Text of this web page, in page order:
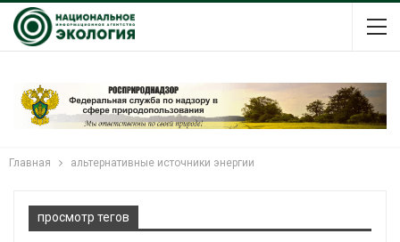
Главная альтернативные источники энергии
просмотр тегов